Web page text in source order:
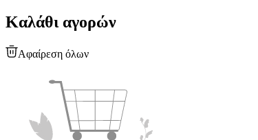
Καλάθι αγορών
Αφαίρεση όλων